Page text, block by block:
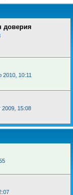
доверия
2010, 10:11
2009, 15:08